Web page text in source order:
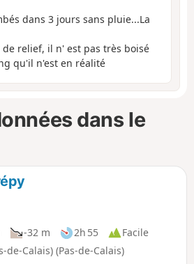
dans 3 jours sans pluie...La
relief, il n' est pas très boisé
qu'il n'est en réalité
dans le
-32 m 2h 55
Facile
de-Calais) (Pas-de-Calais)